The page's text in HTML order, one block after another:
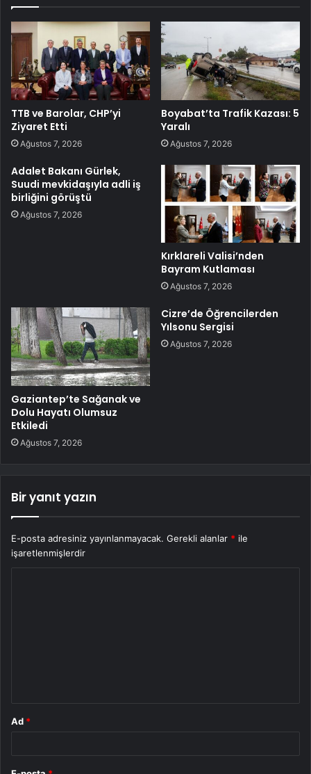
TTB ve Barolar, CHP’yi
Ziyaret Etti
Ağustos 7, 2026
Boyabat’ta Trafik Kazası: 5
Yaralı
Ağustos 7, 2026
Adalet Bakanı Gürlek,
Suudi mevkidaşıyla adli iş
birliğini görüştü
Ağustos 7, 2026
Kırklareli Valisi’nden
Bayram Kutlaması
Ağustos 7, 2026
Gaziantep’te Sağanak ve
Dolu Hayatı Olumsuz
Etkiledi
Ağustos 7, 2026
Cizre’de Öğrencilerden
Yılsonu Sergisi
Ağustos 7, 2026
Bir yanıt yazın
E-posta adresiniz yayınlanmayacak. Gerekli alanlar * ile
işaretlenmişlerdir
Ad *